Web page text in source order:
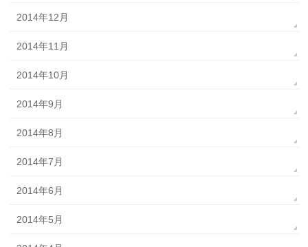
2014年12月
2014年11月
2014年10月
2014年9月
2014年8月
2014年7月
2014年6月
2014年5月